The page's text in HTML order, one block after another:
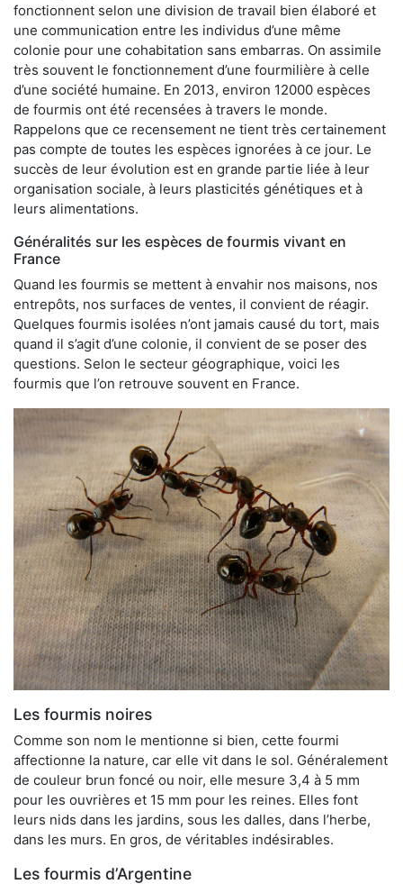
fonctionnent selon une division de travail bien élaboré et
une communication entre les individus d’une même
colonie pour une cohabitation sans embarras. On assimile
très souvent le fonctionnement d’une fourmilière à celle
d’une société humaine. En 2013, environ 12000 espèces
de fourmis ont été recensées à travers le monde.
Rappelons que ce recensement ne tient très certainement
pas compte de toutes les espèces ignorées à ce jour. Le
succès de leur évolution est en grande partie liée à leur
organisation sociale, à leurs plasticités génétiques et à
leurs alimentations.
Généralités sur les espèces de fourmis vivant en
France
Quand les fourmis se mettent à envahir nos maisons, nos
entrepôts, nos surfaces de ventes, il convient de réagir.
Quelques fourmis isolées n’ont jamais causé du tort, mais
quand il s’agit d’une colonie, il convient de se poser des
questions. Selon le secteur géographique, voici les
fourmis que l’on retrouve souvent en France.
Les fourmis noires
Comme son nom le mentionne si bien, cette fourmi
affectionne la nature, car elle vit dans le sol. Généralement
de couleur brun foncé ou noir, elle mesure 3,4 à 5 mm
pour les ouvrières et 15 mm pour les reines. Elles font
leurs nids dans les jardins, sous les dalles, dans l’herbe,
dans les murs. En gros, de véritables indésirables.
Les fourmis d’Argentine